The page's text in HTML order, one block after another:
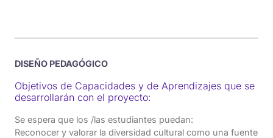
DISEÑO PEDAGÓGICO
Objetivos de Capacidades y de Aprendizajes que se
desarrollarán con el proyecto:
Se espera que los /las estudiantes puedan:
Reconocer y valorar la diversidad cultural como una fuente